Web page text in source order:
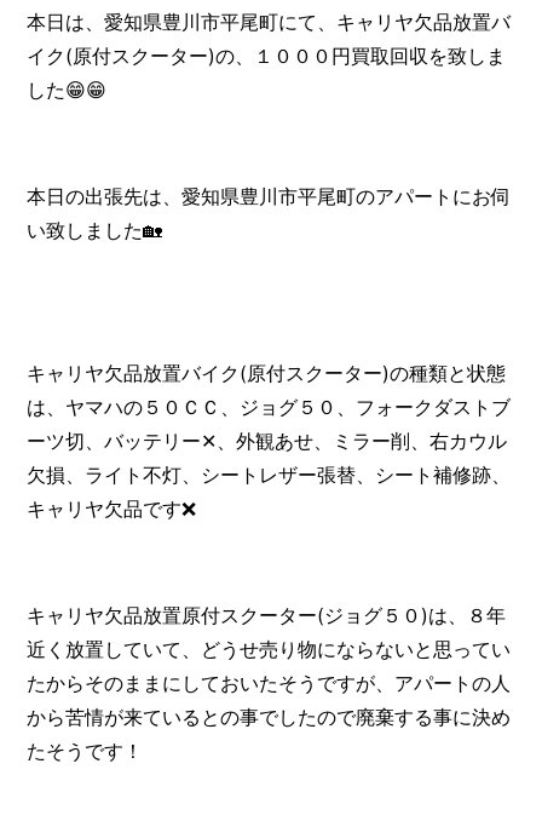
本日は、愛知県豊川市平尾町にて、キャリヤ欠品放置バ
イク(原付スクーター)の、１０００円買取回収を致しま
した😁😁
本日の出張先は、愛知県豊川市平尾町のアパートにお伺
い致しました🏡
キャリヤ欠品放置バイク(原付スクーター)の種類と状態
は、ヤマハの５０ＣＣ、ジョグ５０、フォークダストブ
ーツ切、バッテリー✕、外観あせ、ミラー削、右カウル
欠損、ライト不灯、シートレザー張替、シート補修跡、
キャリヤ欠品です❌
キャリヤ欠品放置原付スクーター(ジョグ５０)は、８年
近く放置していて、どうせ売り物にならないと思ってい
たからそのままにしておいたそうですが、アパートの人
から苦情が来ているとの事でしたので廃棄する事に決め
たそうです！